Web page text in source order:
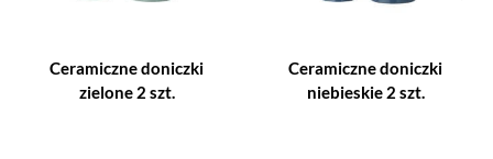
Ceramiczne doniczki
zielone 2 szt.
Ceramiczne doniczki
niebieskie 2 szt.